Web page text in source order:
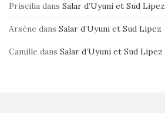
Priscilia dans Salar d’Uyuni et Sud Lipez
Arsène dans Salar d’Uyuni et Sud Lipez
Camille dans Salar d’Uyuni et Sud Lipez